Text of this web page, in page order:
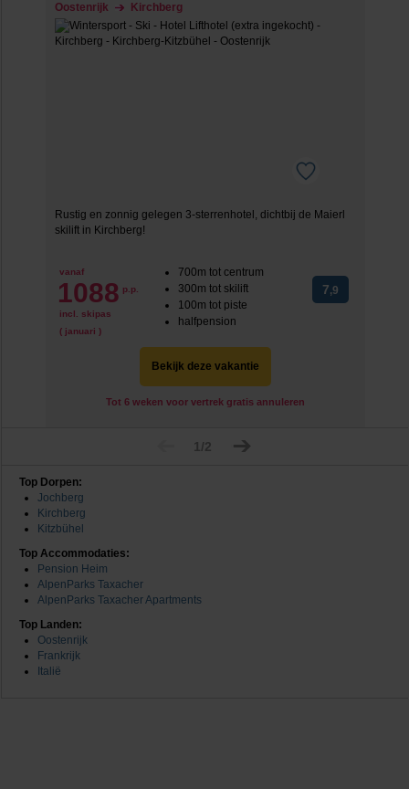
Oostenrijk Kirchberg
Rustig en zonnig gelegen 3-sterrenhotel, dichtbij de Maierl
skilift in Kirchberg!
vanaf
1088 p.p.
incl. skipas
( januari )
700m tot centrum
300m tot skilift
100m tot piste
halfpension
7,9
Bekijk deze vakantie
Tot 6 weken voor vertrek gratis annuleren
1/2
Top Dorpen:
Jochberg
Kirchberg
Kitzbühel
Top Accommodaties:
Pension Heim
AlpenParks Taxacher
AlpenParks Taxacher Apartments
Top Landen:
Oostenrijk
Frankrijk
Italië